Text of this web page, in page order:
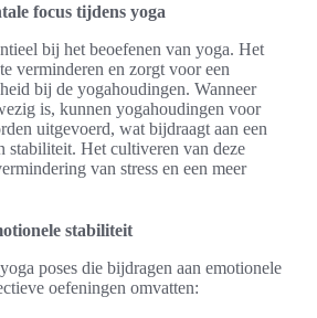
focus tijdens yoga
bij het beoefenen van yoga. Het
verminderen en zorgt voor een
bij de yogahoudingen. Wanneer
is, kunnen yogahoudingen voor
uitgevoerd, wat bijdraagt aan een
stabiliteit. Het cultiveren van deze
van stress en een meer
stabiliteit
poses die bijdragen aan emotionele
oefeningen omvatten: